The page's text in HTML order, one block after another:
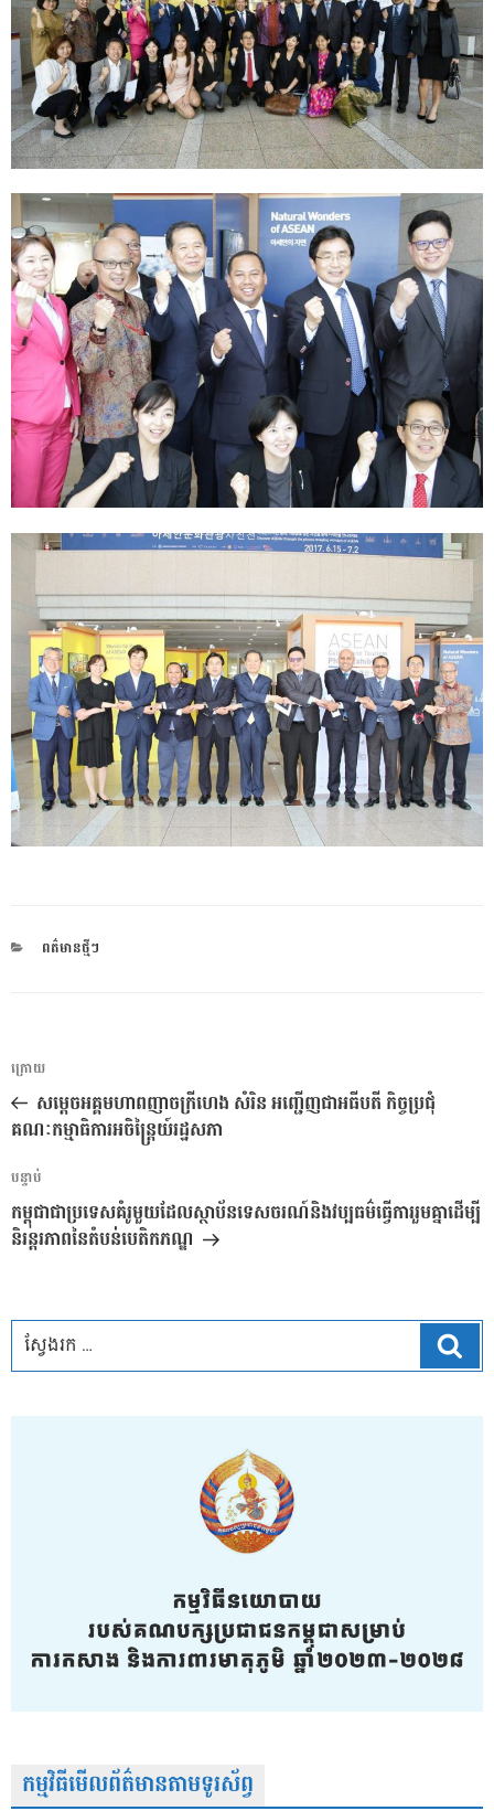
CATEGORIES
ពត៌មានថ្មីៗ
ការ​
នាំទិស​
ប្រកាស
អត្ថបទ
មុន
ក្រោយ
សម្តេចអគ្គមហាពញាចក្រីហេង សំរិន អញ្ជើញជាអធីបតី កិច្ចប្រជុំ
គណៈកម្មាធិការអចិន្ត្រៃយ៍រដ្ឋសភា
អត្ថបទ
បន្ទាប់
បន្ទាប់
កម្ពុជាជាប្រទេសគំរូមួយដែលស្ថាប័នទេសចរណ៍និងវប្បធម៌ធ្វើការរួមគ្នាដើម្បី
និរន្តរភាពនៃតំបន់បេតិកភណ្ឌ
កម្មវិធីមើលព័ត៌មានតាមទូរស័ព្វ